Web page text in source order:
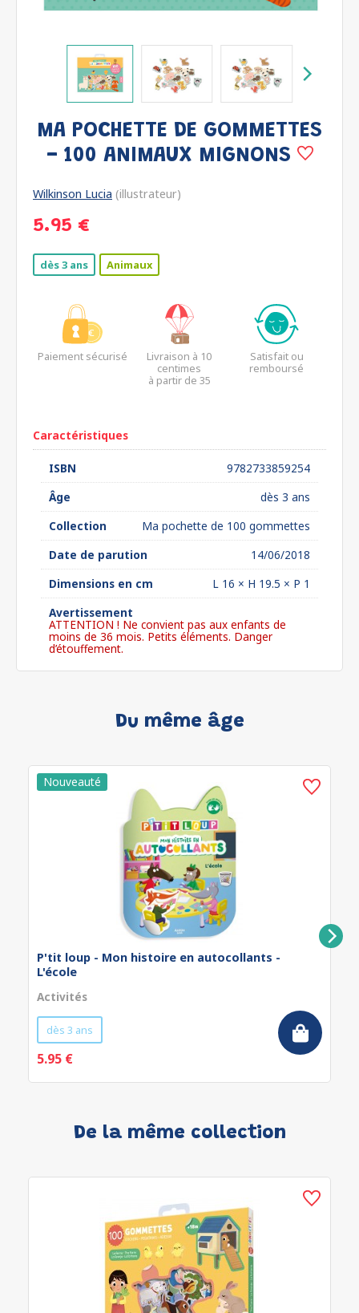
MA POCHETTE DE GOMMETTES
- 100 ANIMAUX MIGNONS
Wilkinson Lucia (illustrateur)
5.95 €
dès 3 ans Animaux
Paiement sécurisé
Livraison à 10
centimes
à partir de 35
Satisfait ou
remboursé
Caractéristiques
ISBN
9782733859254
Âge
dès 3 ans
Collection
Ma pochette de 100 gommettes
Date de parution
14/06/2018
Dimensions en cm
L 16 × H 19.5 × P 1
Avertissement
ATTENTION ! Ne convient pas aux enfants de
moins de 36 mois. Petits éléments. Danger
d’étouffement.
Du même âge
P'tit loup - Mon histoire en autocollants -
L'école
Activités
dès 3 ans
5.95 €
De la même collection